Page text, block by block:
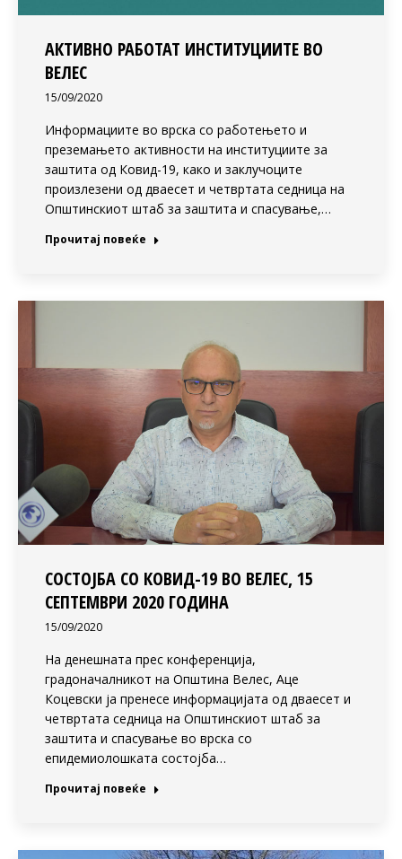
АКТИВНО РАБОТАТ ИНСТИТУЦИИТЕ ВО
ВЕЛЕС
15/09/2020
Информациите во врска со работењето и
преземањето активности на институциите за
заштита од Ковид-19, како и заклучоците
произлезени од дваесет и четвртата седница на
Општинскиот штаб за заштита и спасување,…
Прочитај повеќе
СОСТОЈБА СО КОВИД-19 ВО ВЕЛЕС, 15
СЕПТЕМВРИ 2020 ГОДИНА
15/09/2020
На денешната прес конференција,
градоначалникот на Општина Велес, Аце
Коцевски ја пренесе информацијата од дваесет и
четвртата седница на Општинскиот штаб за
заштита и спасување во врска со
епидемиолошката состојба…
Прочитај повеќе